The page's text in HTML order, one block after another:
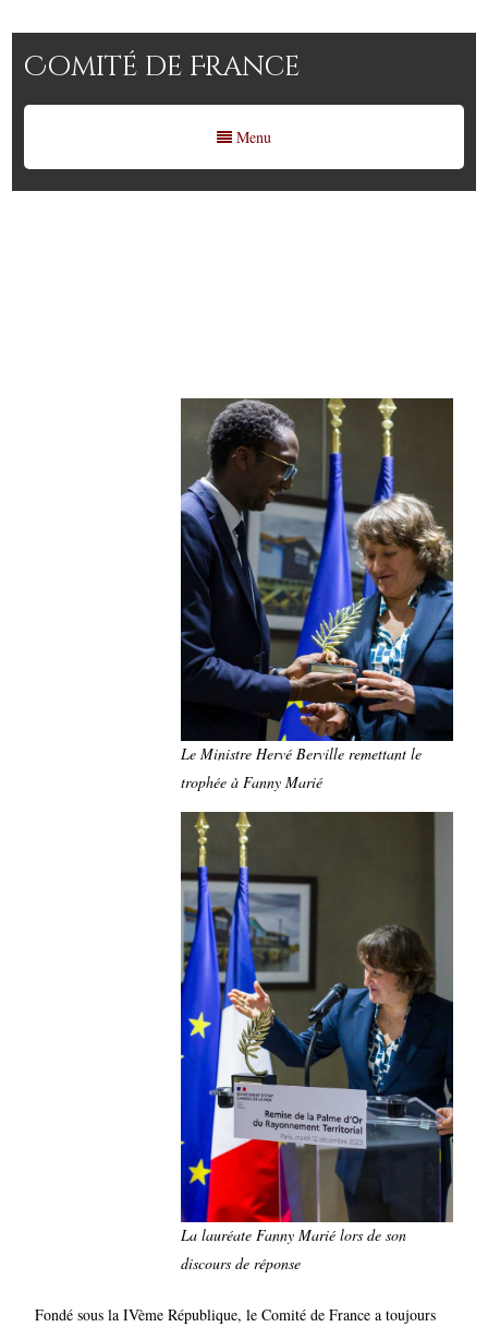
Comité de France
Menu
Le Ministre Hervé Berville remettant le
trophée à Fanny Marié
La lauréate Fanny Marié lors de son
discours de réponse
Fondé sous la IVème République, le Comité de France a toujours